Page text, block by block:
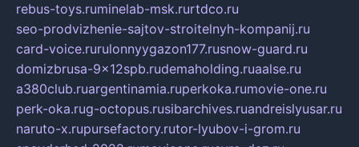
rebus-toys.ruminelab-msk.rurtdco.ru
seo-prodvizhenie-sajtov-stroitelnyh-kompanij.ru
card-voice.rurulonnyygazon177.rusnow-guard.ru
domizbrusa-9x12spb.rudemaholding.ruaalse.ru
a380club.ruargentinamia.ruperkoka.rumovie-one.ru
perk-oka.rug-octopus.rusibarchives.ruandreislyusar.ru
naruto-x.rupursefactory.rutor-lyubov-i-grom.ru